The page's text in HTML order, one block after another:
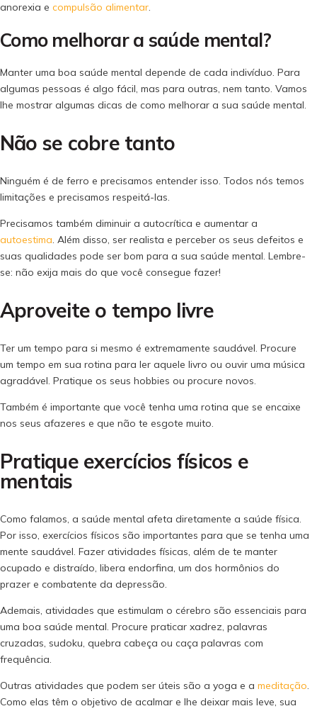
anorexia e compulsão alimentar.
Como melhorar a saúde mental?
Manter uma boa saúde mental depende de cada indivíduo. Para
algumas pessoas é algo fácil, mas para outras, nem tanto. Vamos
lhe mostrar algumas dicas de como melhorar a sua saúde mental.
Não se cobre tanto
Ninguém é de ferro e precisamos entender isso. Todos nós temos
limitações e precisamos respeitá-las.
Precisamos também diminuir a autocrítica e aumentar a
autoestima. Além disso, ser realista e perceber os seus defeitos e
suas qualidades pode ser bom para a sua saúde mental. Lembre-
se: não exija mais do que você consegue fazer!
Aproveite o tempo livre
Ter um tempo para si mesmo é extremamente saudável. Procure
um tempo em sua rotina para ler aquele livro ou ouvir uma música
agradável. Pratique os seus hobbies ou procure novos.
Também é importante que você tenha uma rotina que se encaixe
nos seus afazeres e que não te esgote muito.
Pratique exercícios físicos e
mentais
Como falamos, a saúde mental afeta diretamente a saúde física.
Por isso, exercícios físicos são importantes para que se tenha uma
mente saudável. Fazer atividades físicas, além de te manter
ocupado e distraído, libera endorfina, um dos hormônios do
prazer e combatente da depressão.
Ademais, atividades que estimulam o cérebro são essenciais para
uma boa saúde mental. Procure praticar xadrez, palavras
cruzadas, sudoku, quebra cabeça ou caça palavras com
frequência.
Outras atividades que podem ser úteis são a yoga e a meditação.
Como elas têm o objetivo de acalmar e lhe deixar mais leve, sua